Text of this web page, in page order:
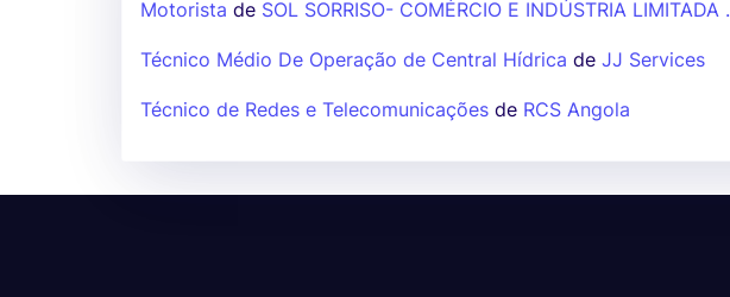
Motorista de SOL SORRISO- COMÉRCIO E INDÚSTRIA LIMITADA .
Técnico Médio De Operação de Central Hídrica de JJ Services
Técnico de Redes e Telecomunicações de RCS Angola